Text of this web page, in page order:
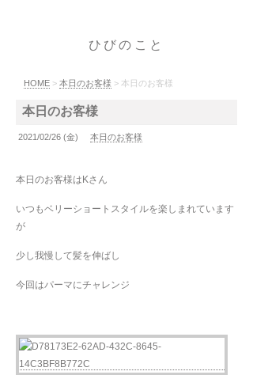
ひびのこと
HOME > 本日のお客様 > 本日のお客様
本日のお客様
2021/02/26 (金) 本日のお客様
本日のお客様はKさん
いつもベリーショートスタイルを楽しまれています
が
少し我慢して髪を伸ばし
今回はパーマにチャレンジ